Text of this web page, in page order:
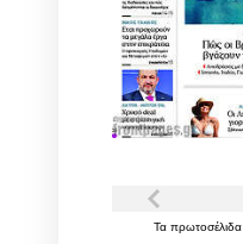
Τα πρωτοσέλιδα